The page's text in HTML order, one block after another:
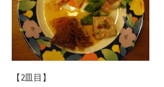
【2皿目】